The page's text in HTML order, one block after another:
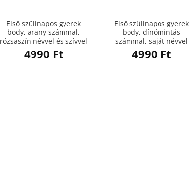
Első szülinapos gyerek
body, arany számmal,
rózsaszín névvel és szívvel
4990 Ft
Első szülinapos gyerek
body, dínómintás
számmal, saját névvel
4990 Ft